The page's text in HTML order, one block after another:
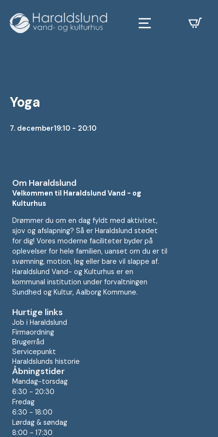
Yoga
7. december19:10 - 20:10
Om Haraldslund
Velkommen til Haraldslund Vand - og
Kulturhus
Drømmer du om en dag fyldt med aktivitet,
sjov og afslapning? Så er Haraldslund stedet
for dig! Vores moderne faciliteter byder på
oplevelser for hele familien, uanset om du er til
svømning, motion, leg eller bare vil slappe af.
Haraldslund Vand- og Kulturhus er en
kommunal institution under forvaltningen
Sundhed og Kultur, Aalborg Kommune.
Hurtige links
Job i Haraldslund
Firmaordning
Brugerråd
Servicepunkt
Haraldslunds historie
Åbningstider
Mandag-torsdag
6:30 - 20:30
Fredag
6:30 - 18:00
Lørdag & søndag
8:00 - 17:30